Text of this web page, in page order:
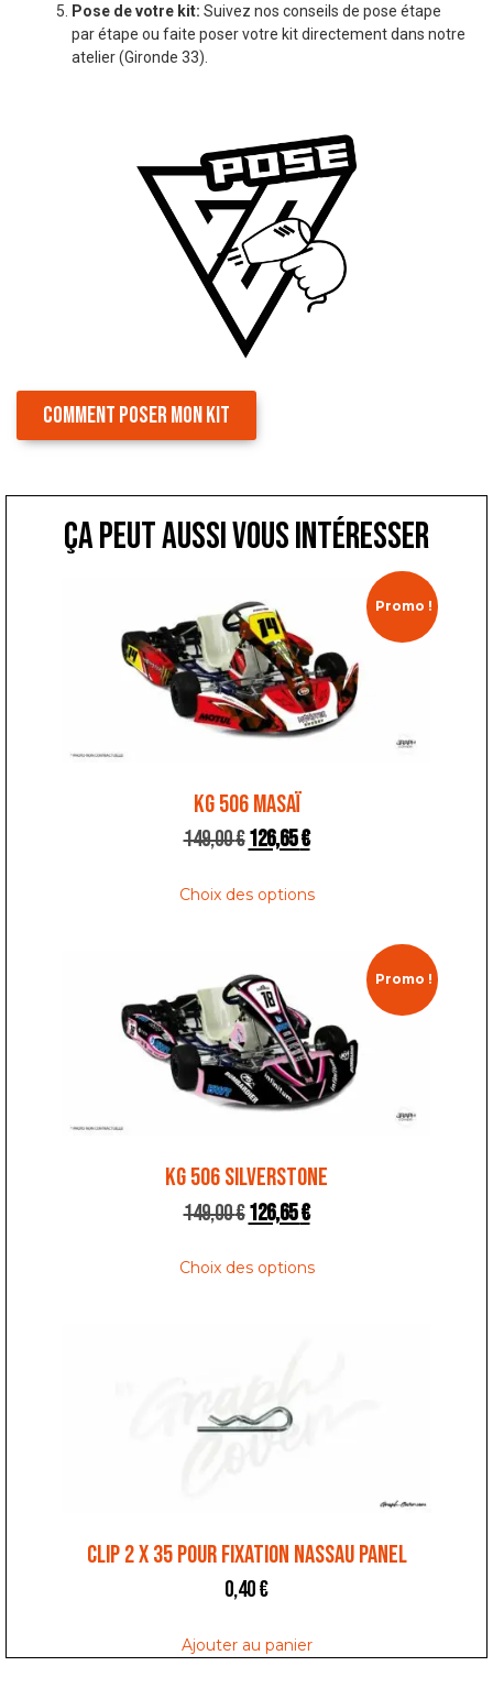
Pose de votre kit: Suivez nos conseils de pose étape
par étape ou faite poser votre kit directement dans notre
atelier (Gironde 33).
COMMENT POSER MON KIT
ça peut aussi vous intéresser
Promo !
KG 506 MASAÏ
149,00€126,65€
Choix des options
Promo !
KG 506 SILVERSTONE
149,00€126,65€
Choix des options
CLIP 2 x 35 POUR FIXATION NASSAU PANEL
0,40€
Ajouter au panier